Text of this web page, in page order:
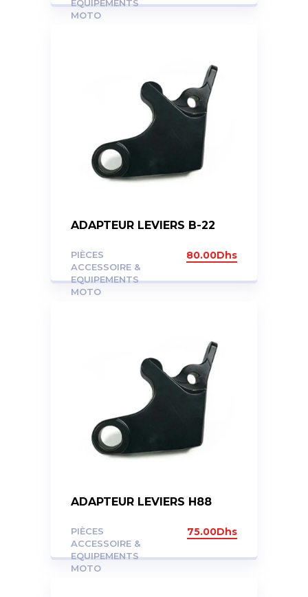
EQUIPEMENTS
MOTO
ADAPTEUR LEVIERS B-22
PIÈCES
ACCESSOIRE &
EQUIPEMENTS
MOTO
80.00Dhs
ADAPTEUR LEVIERS H88
PIÈCES
ACCESSOIRE &
EQUIPEMENTS
MOTO
75.00Dhs